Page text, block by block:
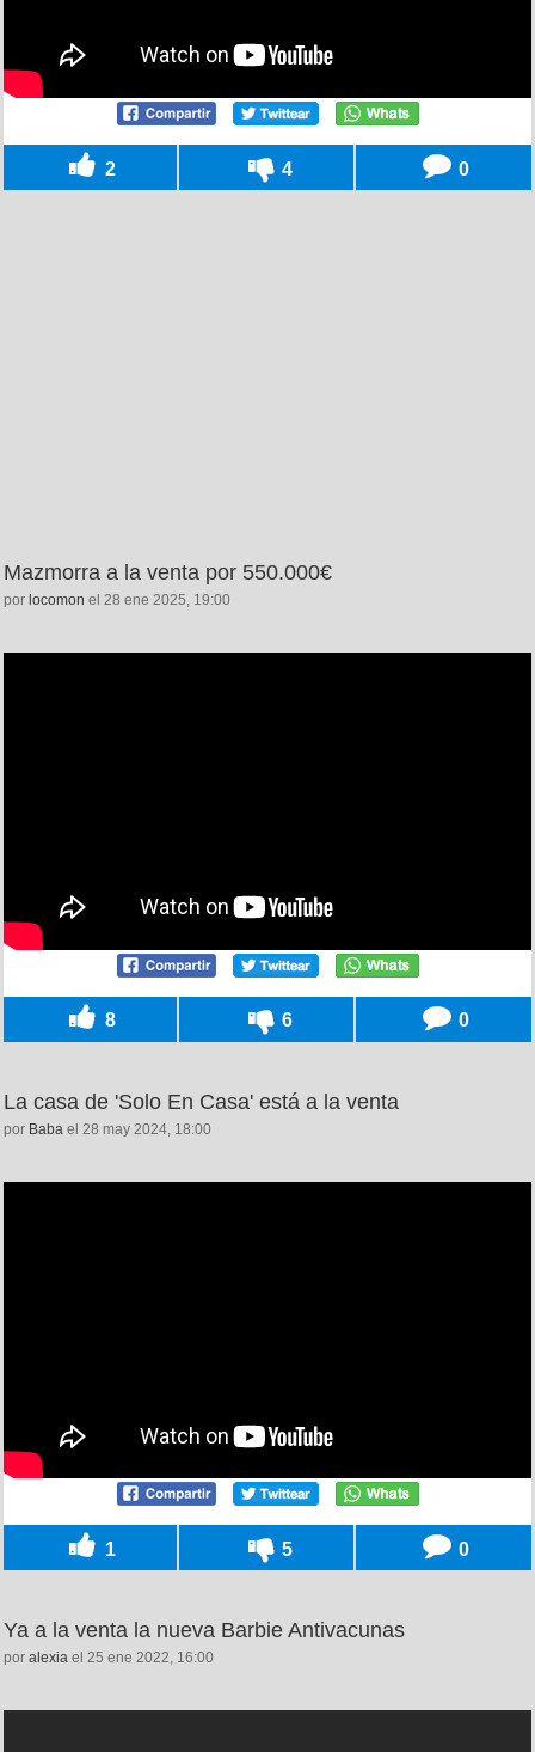
2 4 0
Mazmorra a la venta por 550.000€
por locomon el 28 ene 2025, 19:00
8 6 0
La casa de 'Solo En Casa' está a la venta
por Baba el 28 may 2024, 18:00
1 5 0
Ya a la venta la nueva Barbie Antivacunas
por alexia el 25 ene 2022, 16:00